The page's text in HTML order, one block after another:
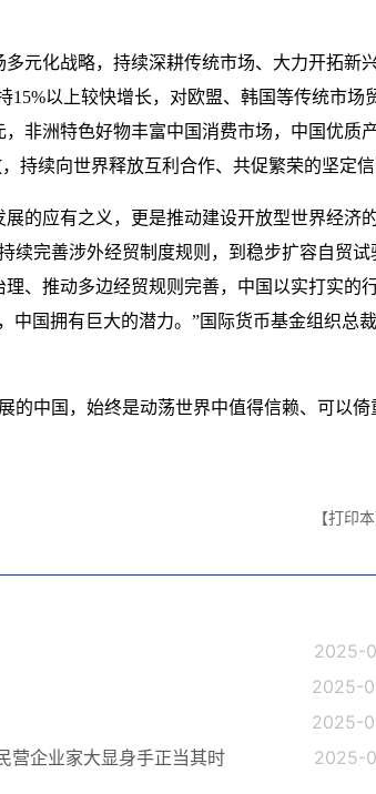
元化战略，持续深耕传统市场、大力开拓新
15%以上较快增长，对欧盟、韩国等传统市场
非洲特色好物丰富中国消费市场，中国优质
持续向世界释放互利合作、共促繁荣的坚定信
的应有之义，更是推动建设开放型世界经济
续完善涉外经贸制度规则，到稳步扩容自贸试
、推动多边经贸规则完善，中国以实打实的
中国拥有巨大的潜力。”国际货币基金组织总
的中国，始终是动荡世界中值得信赖、可以倚
【打印本
2025-
2025-
2025-
营企业家大显身手正当其时
2025-